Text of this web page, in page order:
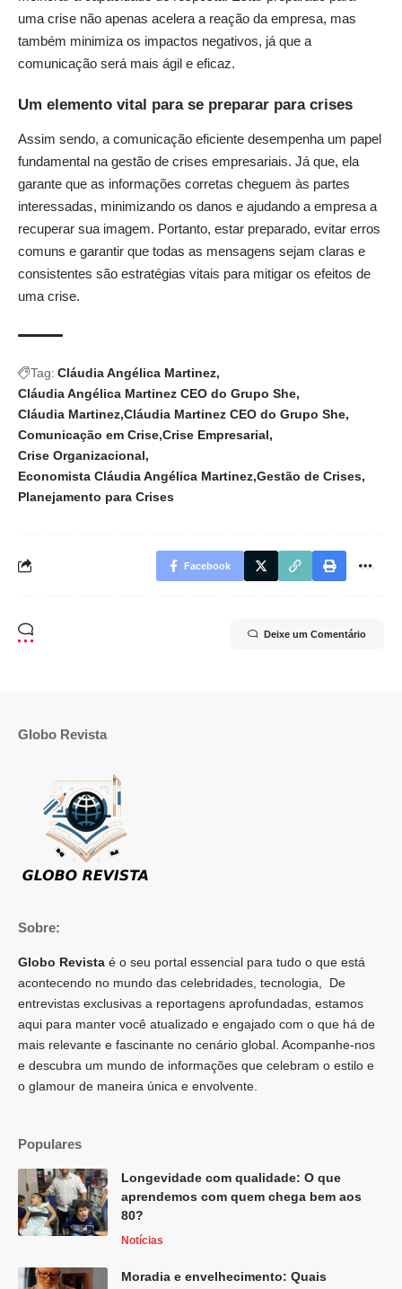
uma crise não apenas acelera a reação da empresa, mas
também minimiza os impactos negativos, já que a
comunicação será mais ágil e eficaz.
Um elemento vital para se preparar para crises
Assim sendo, a comunicação eficiente desempenha um papel
fundamental na gestão de crises empresariais. Já que, ela
garante que as informações corretas cheguem às partes
interessadas, minimizando os danos e ajudando a empresa a
recuperar sua imagem. Portanto, estar preparado, evitar erros
comuns e garantir que todas as mensagens sejam claras e
consistentes são estratégias vitais para mitigar os efeitos de
uma crise.
Tag: Cláudia Angélica Martinez
Cláudia Angélica Martinez CEO do Grupo She
Cláudia Martinez Cláudia Martinez CEO do Grupo She
Comunicação em Crise Crise Empresarial
Crise Organizacional
Economista Cláudia Angélica Martinez Gestão de Crises
Planejamento para Crises
Facebook
Deixe um Comentário
Globo Revista
Sobre:
Globo Revista é o seu portal essencial para tudo o que está
acontecendo no mundo das celebridades, tecnologia, De
entrevistas exclusivas a reportagens aprofundadas, estamos
aqui para manter você atualizado e engajado com o que há de
mais relevante e fascinante no cenário global. Acompanhe-nos
e descubra um mundo de informações que celebram o estilo e
o glamour de maneira única e envolvente.
Populares
Longevidade com qualidade: O que
aprendemos com quem chega bem aos
80?
Notícias
Moradia e envelhecimento: Quais